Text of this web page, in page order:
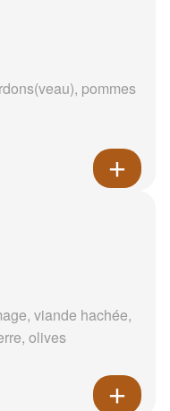
pommes
viande hachée,
olives